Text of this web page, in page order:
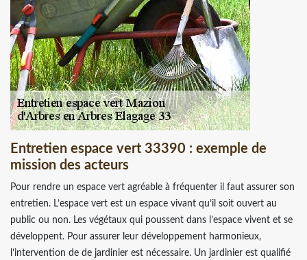
Entretien espace vert 33390 : exemple de
mission des acteurs
Pour rendre un espace vert agréable à fréquenter il faut assurer son
entretien. L’espace vert est un espace vivant qu’il soit ouvert au
public ou non. Les végétaux qui poussent dans l’espace vivent et se
développent. Pour assurer leur développement harmonieux,
l’intervention de de jardinier est nécessaire. Un jardinier est qualifié